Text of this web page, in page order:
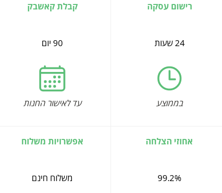
רישום עסקה
24 שעות
בממוצע
קבלת קאשבק
90 יום
עד לאישור החנות
אחוזי הצלחה
99.2%
אפשרויות משלוח
משלוח חינם